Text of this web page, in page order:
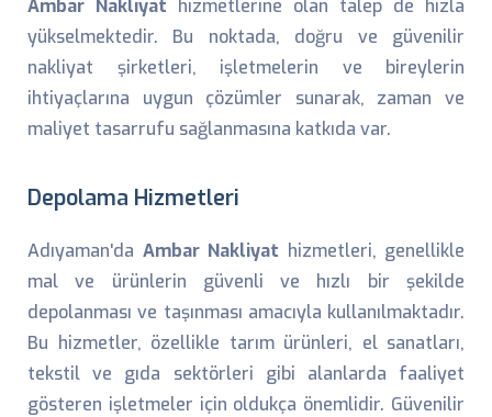
Ambar Nakliyat hizmetlerine olan talep de hızla
yükselmektedir. Bu noktada, doğru ve güvenilir
nakliyat şirketleri, işletmelerin ve bireylerin
ihtiyaçlarına uygun çözümler sunarak, zaman ve
maliyet tasarrufu sağlanmasına katkıda var.
Depolama Hizmetleri
Adıyaman'da Ambar Nakliyat hizmetleri, genellikle
mal ve ürünlerin güvenli ve hızlı bir şekilde
depolanması ve taşınması amacıyla kullanılmaktadır.
Bu hizmetler, özellikle tarım ürünleri, el sanatları,
tekstil ve gıda sektörleri gibi alanlarda faaliyet
gösteren işletmeler için oldukça önemlidir. Güvenilir